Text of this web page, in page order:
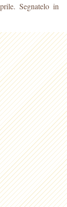
Segnatelo in